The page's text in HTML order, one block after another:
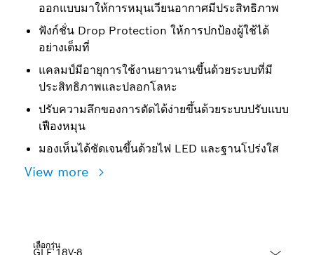
ออกแบบมาให้การหมุนเวียนอากาศมีประสิทธิภาพ
ฟังก์ชั่น Drop Protection ให้การปกป้องผู้ใช้ได้
อย่างเต็มที่
แคลมป์มีอายุการใช้งานยาวนานขึ้นด้วยระบบที่มี
ประสิทธิภาพและปลอกโลหะ
ปรับความลึกของการตัดได้ง่ายขึ้นด้วยระบบปรับแบบ
เฟืองหมุน
มองเห็นได้ชัดเจนขึ้นด้วยไฟ LED และฐานโปร่งใส
View more
เลือกรุ่น